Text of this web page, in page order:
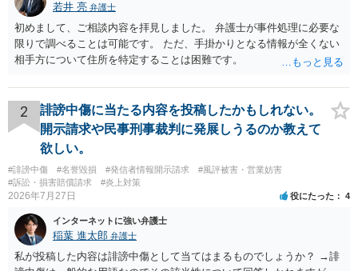
若井 亮 弁護士
初めまして、ご相談内容を拝見しました。 弁護士が事件処理に必要な
限りで調べることは可能です。 ただ、手掛かりとなる情報が全くない
相手方について住所を特定することは困難です。
2
誹謗中傷に当たる内容を投稿したかもしれない。
開示請求や民事刑事裁判に発展しうるのか教えて
欲しい。
#誹謗中傷 #名誉毀損 #発信者情報開示請求
#風評被害・営業妨害
#訴訟・損害賠償請求
#炎上対策
2026年7月27日 役にたった 4
インターネットに強い弁護士
稲葉 進太郎 弁護士
私が投稿した内容は誹謗中傷として当てはまるものでしょうか？ →誹